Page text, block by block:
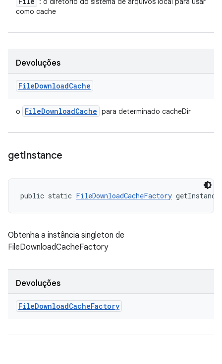
como cache
Devoluções
FileDownloadCache
o FileDownloadCache para determinado cacheDir
getInstance
public static FileDownloadCacheFactory
Obtenha a instância singleton de
FileDownloadCacheFactory
Devoluções
FileDownloadCacheFactory